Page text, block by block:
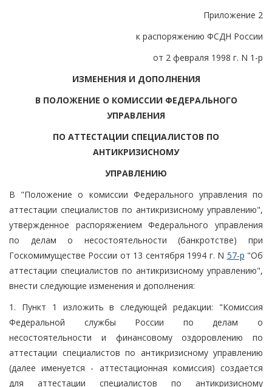
Приложение 2
к распоряжению ФСДН России
от 2 февраля 1998 г. N 1-р
ИЗМЕНЕНИЯ И ДОПОЛНЕНИЯ
В ПОЛОЖЕНИЕ О КОМИССИИ ФЕДЕРАЛЬНОГО
УПРАВЛЕНИЯ
ПО АТТЕСТАЦИИ СПЕЦИАЛИСТОВ ПО
АНТИКРИЗИСНОМУ
УПРАВЛЕНИЮ
В "Положение о комиссии Федерального управления по
аттестации специалистов по антикризисному управлению",
утвержденное распоряжением Федерального управления
по делам о несостоятельности (банкротстве) при
Госкомимуществе России от 13 сентября 1994 г. N 57-р "Об
аттестации специалистов по антикризисному управлению",
внести следующие изменения и дополнения:
1. Пункт 1 изложить в следующей редакции: "Комиссия
Федеральной службы России по делам о
несостоятельности и финансовому оздоровлению по
аттестации специалистов по антикризисному управлению
(далее именуется - аттестационная комиссия) создается
для аттестации специалистов по антикризисному